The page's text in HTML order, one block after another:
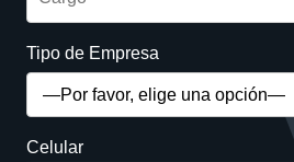
Tipo de Empresa
Celular